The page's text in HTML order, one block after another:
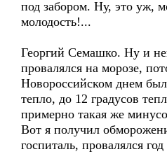
под забором. Ну, это уж,
молодость!...
Георгий Семашко. Ну и
провалялся на морозе,
Новороссийском днем
тепло, до 12 градусов
примерно такая же
Вот я получил
госпиталь, провалялся